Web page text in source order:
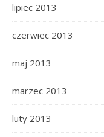
lipiec 2013
czerwiec 2013
maj 2013
marzec 2013
luty 2013